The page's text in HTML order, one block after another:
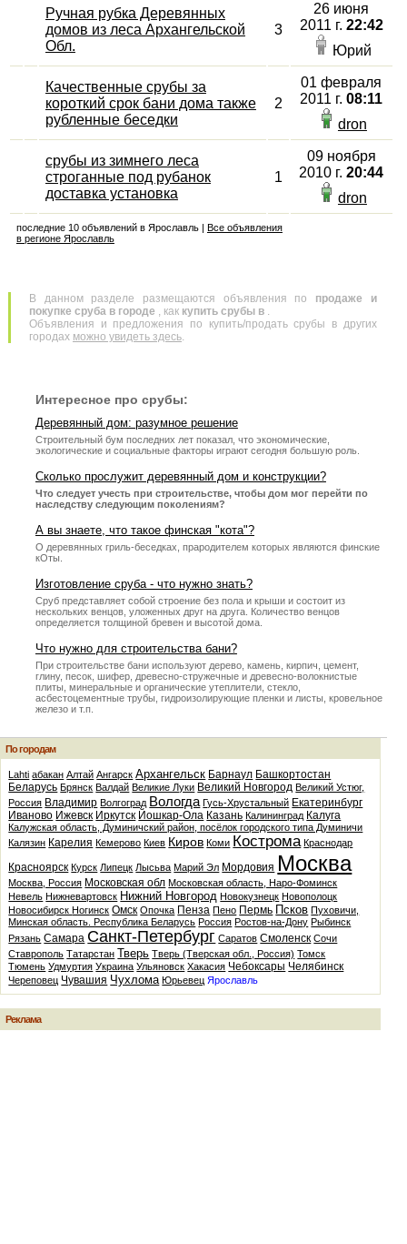
Ручная рубка Деревянных
домов из леса Архангельской
Обл.
3
26 июня
2011 г. 22:42
Юрий
Качественные срубы за
короткий срок бани дома также
рубленные беседки
2
01 февраля
2011 г.08:11
dron
срубы из зимнего леса
строганные под рубанок
доставка установка
1
09 ноября
2010 г.20:44
dron
последние 10 объявлений в Ярославль |
Все объявления
в регионе Ярославль
В данном разделе размещаются объявления по продаже и
покупке сруба в городе , как купить срубы в .
Объявления и предложения по купить/продать срубы в других
городах можно увидеть здесь.
Интересное про срубы:
Деревянный дом: разумное решение
Строительный бум последних лет показал, что экономические,
экологические и социальные факторы играют сегодня большую роль.
Сколько прослужит деревянный дом и конструкции?
Что следует учесть при строительстве, чтобы дом мог перейти по
наследству следующим поколениям?
А вы знаете, что такое финская "кота"?
О деревянных гриль-беседках, прародителем которых являются финские
кОты.
Изготовление сруба - что нужно знать?
Сруб представляет собой строение без пола и крыши и состоит из
нескольких венцов, уложенных друг на друга. Количество венцов
определяется толщиной бревен и высотой дома.
Что нужно для строительства бани?
При строительстве бани используют дерево, камень, кирпич, цемент,
глину, песок, шифер, древесно-стружечные и древесно-волокнистые
плиты, минеральные и органические утеплители, стекло,
асбестоцементные трубы, гидроизолирующие пленки и листы, кровельное
железо и т.п.
По городам
Lahti абакан Алтай Ангарск Архангельск Барнаул Башкортостан
Беларусь Брянск Валдай Великие Луки Великий Новгород Великий Устюг,
Россия Владимир Волгоград Вологда Гусь-Хрустальный Екатеринбург
Иваново Ижевск Иркутск Йошкар-Ола Казань Калининград Калуга
Калужская область, Думиничский район, посёлок городского типа Думиничи
Калязин Карелия Кемерово Киев Киров Коми Кострома Краснодар
Красноярск Курск Липецк Лысьва Марий Эл Мордовия Москва
Москва, Россия Московская обл Московская область, Наро-Фоминск
Невель Нижневартовск Нижний Новгород Новокузнецк Новополоцк
НовосибирскНогинск Омск Опочка Пенза Пено Пермь Псков Пуховичи,
Минская область. Республика Беларусь Россия Ростов-на-Дону Рыбинск
Рязань Самара Санкт-Петербург Саратов Смоленск Сочи
Ставрополь Татарстан Тверь Тверь (Тверская обл., Россия) Томск
Тюмень Удмуртия Украина Ульяновск Хакасия Чебоксары Челябинск
Череповец Чувашия Чухлома Юрьевец Ярославль
Реклама